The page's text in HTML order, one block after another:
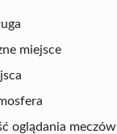
miejsce
oglądania meczów